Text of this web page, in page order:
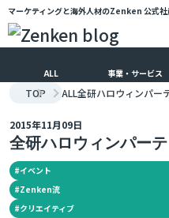
メインコンテンツにスキッ
マーケティングと海外人材のZenken 公式
ALL 事業・サービス
TOP ALL全研ハロウィンパー
全研ハロウィンパー
2015年11月09日
#イベント
#Zenken流
#クリエイティブ